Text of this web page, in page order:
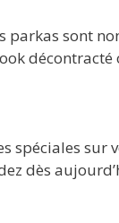
parkas sont
décontracté
spéciales sur
dès